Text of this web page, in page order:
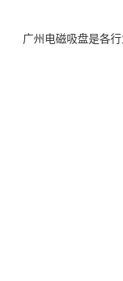
广州电磁吸盘是各